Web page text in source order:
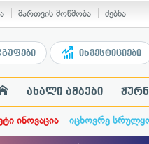
მართვის მოწმობა ძებნა
ინვესტიციები
ახალი ამბები
ინოვაცია იცხოვრე